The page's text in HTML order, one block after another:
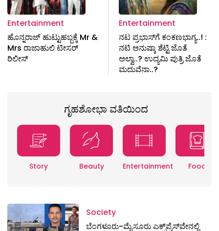
Entertainment
ಹೊನ್ನರಾಜ್ ಹುಟ್ಟುಹಬ್ಬಕ್ಕೆ Mr &
Mrs ರಾಜಾಹುಲಿ ಟೀಸರ್
ರಿಲೀಸ್
Entertainment
ನಟ ಪ್ರಭಾಸ್‌ಗೆ ಕಂಕಣಭಾಗ್ಯ..! :
ನಟಿ ಅನುಷ್ಕಾ ಶೆಟ್ಟಿ ಜೊತೆ
ಅಲ್ವಾ..? ಉದ್ಯಮಿ ಪುತ್ರಿ ಜೊತೆ
ಮದುವೆನಾ..?
ಗೃಹಶೋಭಾ ವತಿಯಿಂದ
Story Beauty Entertainment Food
Society
ಬೆಂಗಳೂರು-ಮೈಸೂರು ಎಕ್ಸ್​ಪ್ರೆಸ್‌ವೇನಲ್ಲಿ